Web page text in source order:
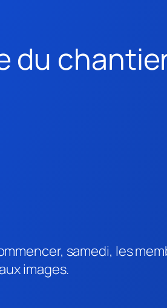
du
samedi, les
images.